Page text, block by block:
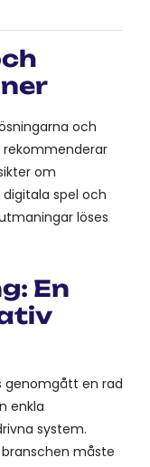
och
om
spel och
löses
En
genomgått en rad
enkla
system.
måste